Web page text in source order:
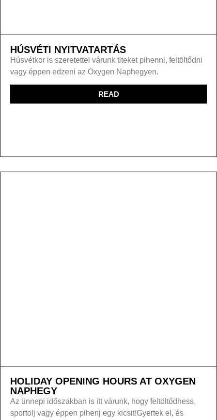
HÚSVÉTI NYITVATARTÁS
Húsvétkor is szeretettel várunk titeket pihenni, feltöltődni
vagy éppen edzeni az Oxygen Naphegyen.
READ
HOLIDAY OPENING HOURS AT OXYGEN
NAPHEGY
Az ünnepi időszakban is itt várunk, hogy feltöltődhess,
sportolj vagy éppen pihenj egy kicsit!Gyertek el, és